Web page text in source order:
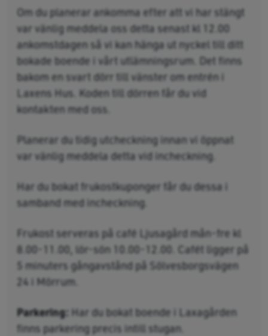
Om du planerar ankomma efter att vi har stängt
var vänlig meddela oss detta senast kl 12.00
ankomstdagen så vi kan hänga ut nyckel till ditt
bokade boende i vårt utlämningsrum. Det finns
bakom en svart dörr till vänster om entrén i
Laxens Hus. Koden till dörren får du vid
kontakten med oss.
Planerar du tidig utcheckning innan vi öppnat
var vänlig meddela detta vid incheckning.
Har du bokat frukostkuponger får du dessa i
samband med incheckning.
Frukost serveras på café Ljusagård mån-fre kl
8.00-11.00, lör-sön 10.00-12.00. Cafét ligger på
5 minuters gångavstånd på Sölvesborgsvägen
24 i Mörrum.
Parkering: Har du bokat boende i Laxagården
finns parkering precis intill stugan.